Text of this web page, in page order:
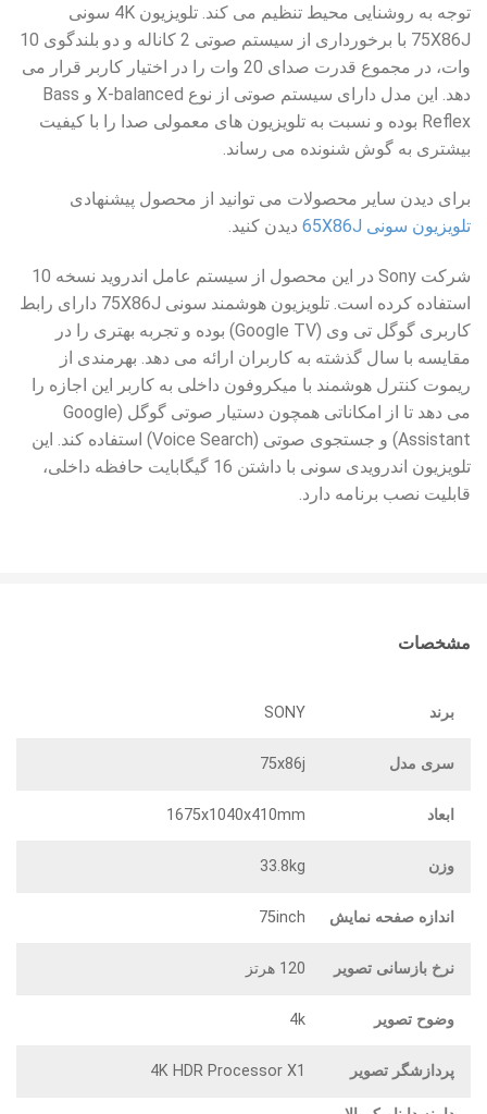
توجه به روشنایی محیط تنظیم می کند. تلویزیون 4K سونی
75X86J با برخورداری از سیستم صوتی 2 کاناله و دو بلندگوی 10
وات، در مجموع قدرت صدای 20 وات را در اختیار کاربر قرار می
دهد. این مدل دارای سیستم صوتی از نوع X-balanced و Bass
Reflex بوده و نسبت به تلویزیون های معمولی صدا را با کیفیت
بیشتری به گوش شنونده می رساند.
برای دیدن سایر محصولات می توانید از محصول پیشنهادی
تلویزیون سونی 65X86J
دیدن کنید.
شرکت Sony در این محصول از سیستم عامل اندروید نسخه 10
استفاده کرده است. تلویزیون هوشمند سونی 75X86J دارای رابط
کاربری گوگل تی وی (Google TV) بوده و تجربه بهتری را در
مقایسه با سال گذشته به کاربران ارائه می دهد. بهرمندی از
ریموت کنترل هوشمند با میکروفون داخلی به کاربر این اجازه را
می دهد تا از امکاناتی همچون دستیار صوتی گوگل (Google
Assistant) و جستجوی صوتی (Voice Search) استفاده کند. این
تلویزیون اندرویدی سونی با داشتن 16 گیگابایت حافظه داخلی،
قابلیت نصب برنامه دارد.
مشخصات
برند SONY
سری مدل 75x86j
ابعاد 1675x1040x410mm
وزن 33.8kg
اندازه صفحه نمایش 75inch
نرخ بازسانی تصویر 120 هرتز
وضوح تصویر 4k
پردازشگر تصویر 4K HDR Processor X1